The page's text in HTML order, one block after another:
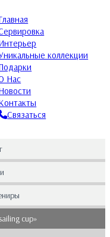
коллекции
Нас
Связаться
cup»